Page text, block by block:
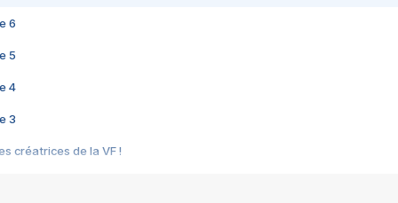
6
5
4
3
créatrices de la VF !